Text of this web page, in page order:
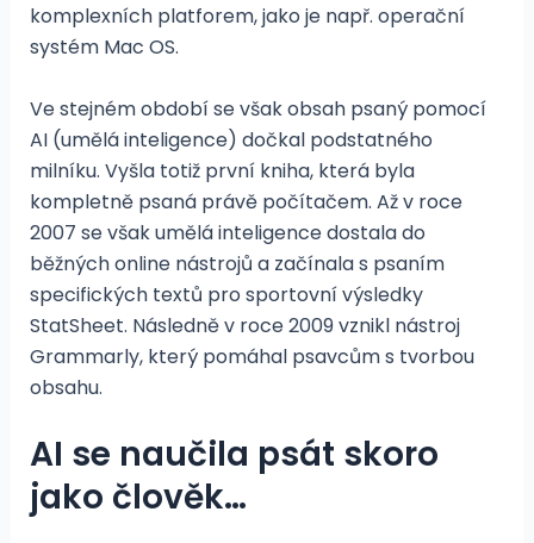
komplexních platforem, jako je např. operační
systém Mac OS.
Ve stejném období se však obsah psaný pomocí
AI (umělá inteligence) dočkal podstatného
milníku. Vyšla totiž první kniha, která byla
kompletně psaná právě počítačem. Až v roce
2007 se však umělá inteligence dostala do
běžných online nástrojů a začínala s psaním
specifických textů pro sportovní výsledky
StatSheet. Následně v roce 2009 vznikl nástroj
Grammarly, který pomáhal psavcům s tvorbou
obsahu.
AI se naučila psát skoro
jako člověk…